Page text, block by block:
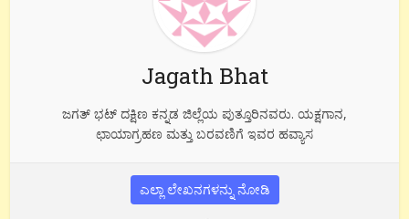
Jagath Bhat
ಜಗತ್ ಭಟ್ ದಕ್ಷಿಣ ಕನ್ನಡ ಜಿಲ್ಲೆಯ ಪುತ್ತೂರಿನವರು. ಯಕ್ಷಗಾನ,
ಛಾಯಾಗ್ರಹಣ ಮತ್ತು ಬರವಣಿಗೆ ಇವರ ಹವ್ಯಾಸ
ಎಲ್ಲಾ ಲೇಖನಗಳನ್ನು ನೋಡಿ